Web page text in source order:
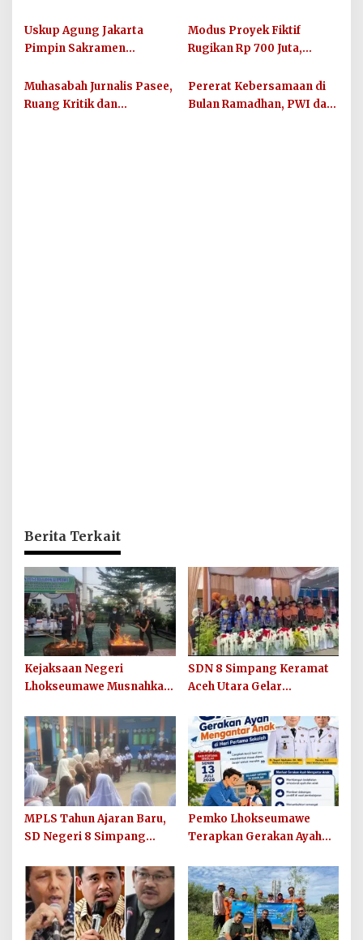
Sportivitas Jelang Piala
Dunia 2026
Layanan Publik
Berkualitas
Uskup Agung Jakarta
Pimpin Sakramen
Raditya dan Klara Fidelia
Modus Proyek Fiktif
Rugikan Rp 700 Juta,
Diamankan Polres
Lhokseumawe
Muhasabah Jurnalis Pasee,
Ruang Kritik dan
Pererat Kebersamaan di
Bulan Ramadhan, PWI dan
Berita Terkait
Kejaksaan Negeri
Lhokseumawe Musnahkan
Berkekuatan Hukum Tetap
dan Sosialisasikan Lelang
Barang Rampasan
SDN 8 Simpang Keramat
Aceh Utara Gelar
Tahun Ajaran 2026/2027
MPLS Tahun Ajaran Baru,
SD Negeri 8 Simpang
Sekolah Berkualitas dan
Berkarakter
Pemko Lhokseumawe
Terapkan Gerakan Ayah
Sekolah